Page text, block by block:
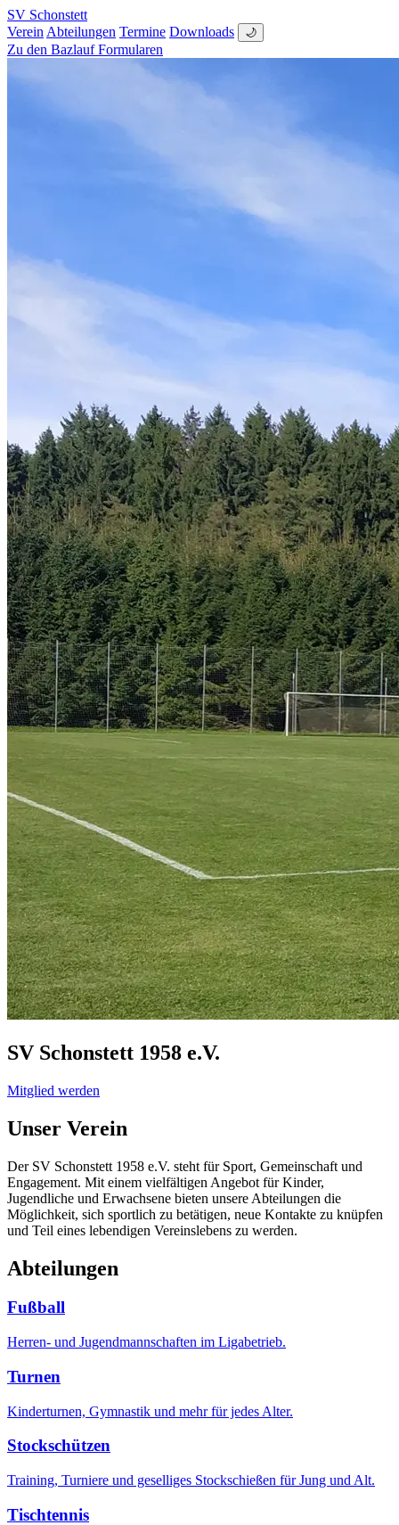
SV Schonstett
Verein Abteilungen Termine Downloads 🌙
Zu den Bazlauf Formularen
SV Schonstett 1958 e.V.
Mitglied werden
Unser Verein
Der SV Schonstett 1958 e.V. steht für Sport, Gemeinschaft und
Engagement. Mit einem vielfältigen Angebot für Kinder,
Jugendliche und Erwachsene bieten unsere Abteilungen die
Möglichkeit, sich sportlich zu betätigen, neue Kontakte zu knüpfen
und Teil eines lebendigen Vereinslebens zu werden.
Abteilungen
Fußball
Herren- und Jugendmannschaften im Ligabetrieb.
Turnen
Kinderturnen, Gymnastik und mehr für jedes Alter.
Stockschützen
Training, Turniere und geselliges Stockschießen für Jung und Alt.
Tischtennis